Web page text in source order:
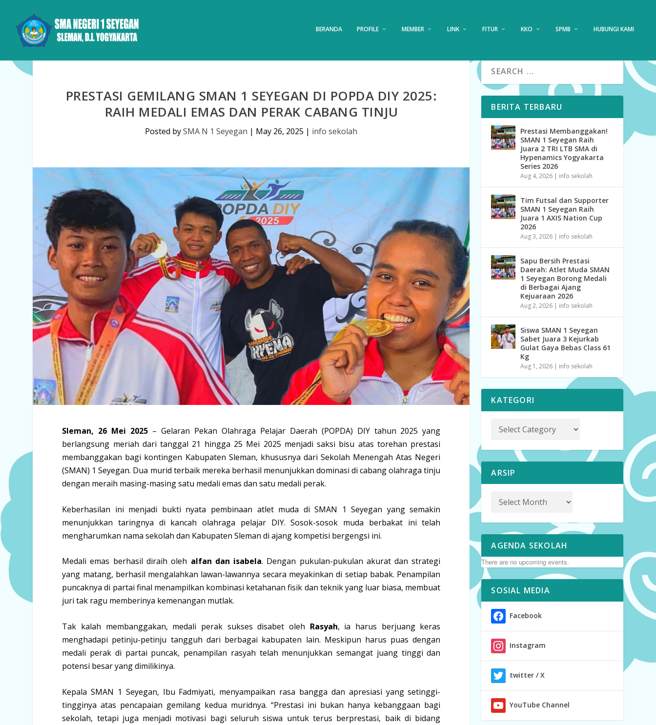
BERANDA PROFILE MEMBER LINK FITUR KKO SPMB HUBUNGI KAMI
PRESTASI GEMILANG SMAN 1 SEYEGAN DI POPDA DIY 2025:
RAIH MEDALI EMAS DAN PERAK CABANG TINJU
Posted bySMA N 1 Seyegan | May 26, 2025 | info sekolah
Sleman, 26 Mei 2025 – Gelaran Pekan Olahraga Pelajar Daerah (POPDA) DIY tahun 2025 yang
berlangsung meriah dari tanggal 21 hingga 25 Mei 2025 menjadi saksi bisu atas torehan prestasi
membanggakan bagi kontingen Kabupaten Sleman, khususnya dari Sekolah Menengah Atas Negeri
(SMAN) 1 Seyegan. Dua murid terbaik mereka berhasil menunjukkan dominasi di cabang olahraga tinju
dengan meraih masing-masing satu medali emas dan satu medali perak.
Keberhasilan ini menjadi bukti nyata pembinaan atlet muda di SMAN 1 Seyegan yang semakin
menunjukkan taringnya di kancah olahraga pelajar DIY. Sosok-sosok muda berbakat ini telah
mengharumkan nama sekolah dan Kabupaten Sleman di ajang kompetisi bergengsi ini.
Medali emas berhasil diraih oleh alfan dan isabela. Dengan pukulan-pukulan akurat dan strategi
yang matang, berhasil mengalahkan lawan-lawannya secara meyakinkan di setiap babak. Penampilan
puncaknya di partai final menampilkan kombinasi ketahanan fisik dan teknik yang luar biasa, membuat
juri tak ragu memberinya kemenangan mutlak.
Tak kalah membanggakan, medali perak sukses disabet oleh Rasyah, ia harus berjuang keras
menghadapi petinju-petinju tangguh dari berbagai kabupaten lain. Meskipun harus puas dengan
medali perak di partai puncak, penampilan rasyah telah menunjukkan semangat juang tinggi dan
potensi besar yang dimilikinya.
Kepala SMAN 1 Seyegan, Ibu Fadmiyati, menyampaikan rasa bangga dan apresiasi yang setinggi-
tingginya atas pencapaian gemilang kedua muridnya. “Prestasi ini bukan hanya kebanggaan bagi
sekolah, tetapi juga menjadi motivasi bagi seluruh siswa untuk terus berprestasi, baik di bidang
BERITA TERBARU
Prestasi Membanggakan!
SMAN 1 Seyegan Raih
Juara 2 TRI LTB SMA di
Hypenamics Yogyakarta
Series 2026
Aug 4, 2026 | info sekolah
Tim Futsal dan Supporter
SMAN 1 Seyegan Raih
Juara 1 AXIS Nation Cup
2026
Aug 3, 2026 | info sekolah
Sapu Bersih Prestasi
Daerah: Atlet Muda SMAN
1 Seyegan Borong Medali
di Berbagai Ajang
Kejuaraan 2026
Aug 2, 2026 | info sekolah
Siswa SMAN 1 Seyegan
Sabet Juara 3 Kejurkab
Gulat Gaya Bebas Class 61
Kg
Aug 1, 2026 | info sekolah
KATEGORI
ARSIP
AGENDA SEKOLAH
There are no upcoming events.
SOSIAL MEDIA
Facebook
Instagram
twitter / X
YouTube Channel